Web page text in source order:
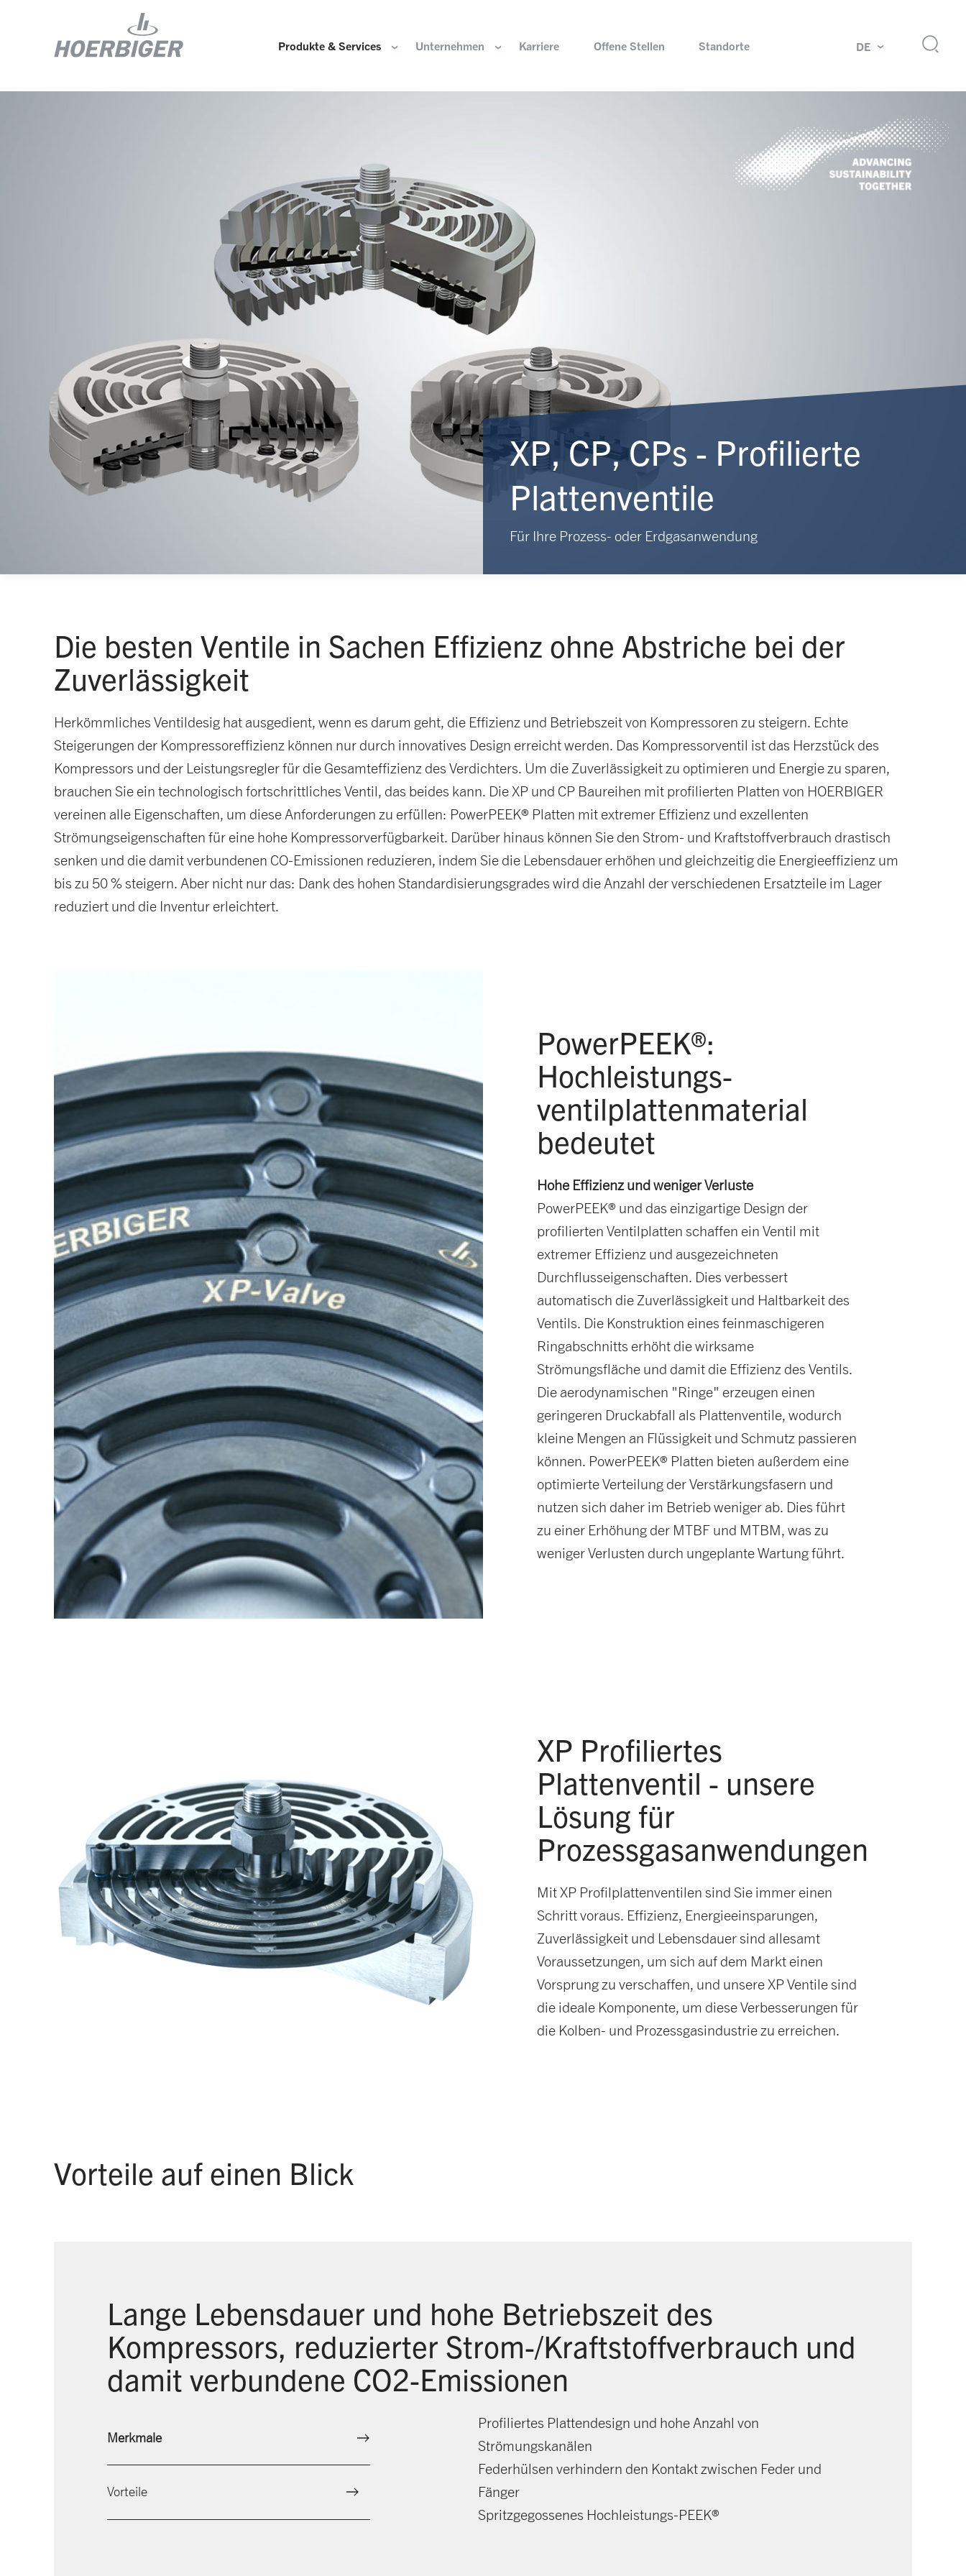
Produkte & Services
Komponenten für konventionellen Antriebsstrang
Komponenten für elektrischen Antriebsstrang
Aktuatorik für Türen, Klappen und Chassis
Lösungen für hochpräzise Bewegung und
Positionierung
Drehdurchführungen und Schleifringe
Prüfsysteme für Automobilindustrie
Unternehmen
Organisation & Gremien
Kultur und Werte
Nachhaltigkeit
Unsere Herkunft
Karriere Offene Stellen Standorte DE
XP, CP, CPs - Profilierte
Plattenventile
Für Ihre Prozess- oder Erdgasanwendung
Die besten Ventile in Sachen Effizienz ohne Abstriche bei der
Zuverlässigkeit
Herkömmliches Ventildesig hat ausgedient, wenn es darum geht, die Effizienz und Betriebszeit von Kompressoren zu steigern. Echte
Steigerungen der Kompressoreffizienz können nur durch innovatives Design erreicht werden. Das Kompressorventil ist das Herzstück des
Kompressors und der Leistungsregler für die Gesamteffizienz des Verdichters. Um die Zuverlässigkeit zu optimieren und Energie zu sparen,
brauchen Sie ein technologisch fortschrittliches Ventil, das beides kann. Die XP und CP Baureihen mit profilierten Platten von HOERBIGER
vereinen alle Eigenschaften, um diese Anforderungen zu erfüllen: PowerPEEK® Platten mit extremer Effizienz und exzellenten
Strömungseigenschaften für eine hohe Kompressorverfügbarkeit. Darüber hinaus können Sie den Strom- und Kraftstoffverbrauch drastisch
senken und die damit verbundenen CO-Emissionen reduzieren, indem Sie die Lebensdauer erhöhen und gleichzeitig die Energieeffizienz um
bis zu 50 % steigern. Aber nicht nur das: Dank des hohen Standardisierungsgrades wird die Anzahl der verschiedenen Ersatzteile im Lager
reduziert und die Inventur erleichtert.
PowerPEEK®:
Hochleistungs­
ventilplatten­material
bedeutet
Hohe Effizienz und weniger Verluste
PowerPEEK® und das einzigartige Design der
profilierten Ventilplatten schaffen ein Ventil mit
extremer Effizienz und ausgezeichneten
Durchflusseigenschaften. Dies verbessert
automatisch die Zuverlässigkeit und Haltbarkeit des
Ventils. Die Konstruktion eines feinmaschigeren
Ringabschnitts erhöht die wirksame
Strömungsfläche und damit die Effizienz des Ventils.
Die aerodynamischen "Ringe" erzeugen einen
geringeren Druckabfall als Plattenventile, wodurch
kleine Mengen an Flüssigkeit und Schmutz passieren
können. PowerPEEK® Platten bieten außerdem eine
optimierte Verteilung der Verstärkungsfasern und
nutzen sich daher im Betrieb weniger ab. Dies führt
zu einer Erhöhung der MTBF und MTBM, was zu
weniger Verlusten durch ungeplante Wartung führt.
XP Profiliertes
Plattenventil - unsere
Lösung für
Prozessgasanwendungen
Mit XP Profilplattenventilen sind Sie immer einen
Schritt voraus. Effizienz, Energieeinsparungen,
Zuverlässigkeit und Lebensdauer sind allesamt
Voraussetzungen, um sich auf dem Markt einen
Vorsprung zu verschaffen, und unsere XP Ventile sind
die ideale Komponente, um diese Verbesserungen für
die Kolben- und Prozessgasindustrie zu erreichen.
Vorteile auf einen Blick
Lange Lebensdauer und hohe Betriebszeit des
Kompressors, reduzierter Strom-/Kraftstoffverbrauch und
damit verbundene CO2-Emissionen
Merkmale
Vorteile
Profiliertes Plattendesign und hohe Anzahl von
Strömungskanälen
Federhülsen verhindern den Kontakt zwischen Feder und
Fänger
Spritzgegossenes Hochleistungs-PEEK®